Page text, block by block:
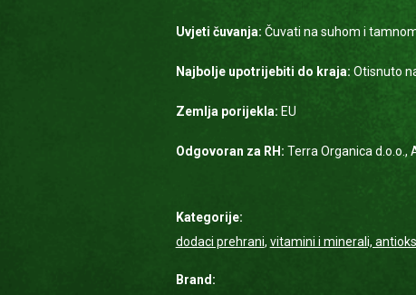
Uvjeti čuvanja: Čuvati na suhom i
Najbolje upotrijebiti do kraja: Otisnuto
Zemlja porijekla: EU
Odgovoran za RH: Terra Organica d.o.o.,
Kategorije:
dodaci prehrani, vitamini i minerali,
Brand: